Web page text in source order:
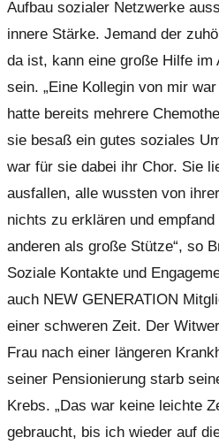
Aufbau sozialer Netzwerke
innere Stärke. Jemand der
da ist, kann eine große Hilfe im
sein. „Eine Kollegin von mir
hatte bereits mehrere
sie besaß ein gutes soziales
war für sie dabei ihr Chor. Sie
ausfallen, alle wussten von
nichts zu erklären und
anderen als große Stütze“, so
Soziale Kontakte und
auch NEW GENERATION
einer schweren Zeit. Der
Frau nach einer längeren
seiner Pensionierung starb
Krebs. „Das war keine leichte
gebraucht, bis ich wieder auf